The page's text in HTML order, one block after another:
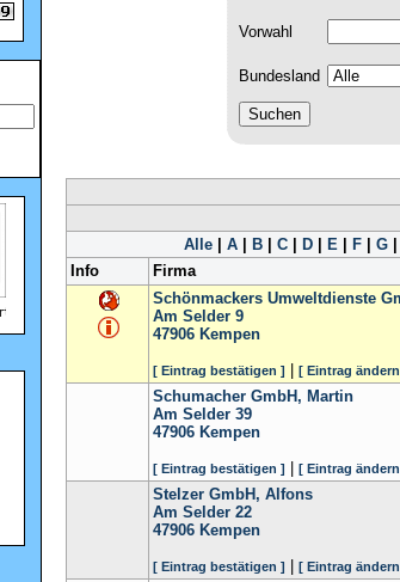
Vorwahl
Bundesland
Alle| A| B| C| D| E| F| G|
Info
Firma
Schönmackers Umweltdienste
Am Selder 9
47906 Kempen
[ Eintrag bestätigen ] [ Eintrag
Schumacher GmbH, Martin
Am Selder 39
47906 Kempen
[ Eintrag bestätigen ] [ Eintrag
Stelzer GmbH, Alfons
Am Selder 22
47906 Kempen
[ Eintrag bestätigen ] [ Eintrag